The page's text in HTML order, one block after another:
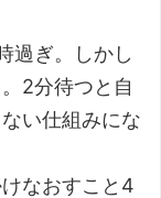
過ぎ。しかし
2分待つと自
い仕組みにな
なおすこと4